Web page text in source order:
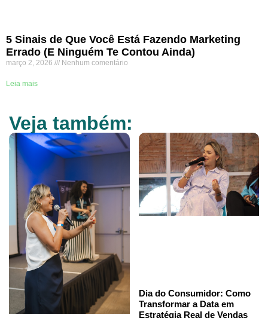
5 Sinais de Que Você Está Fazendo Marketing
Errado (E Ninguém Te Contou Ainda)
março 2, 2026 Nenhum comentário
Leia mais
Veja também:
Dia do Consumidor: Como
Transformar a Data em
Estratégia Real de Vendas